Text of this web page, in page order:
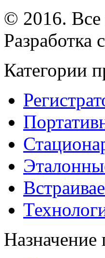
© 2016.
Разработка
Категории